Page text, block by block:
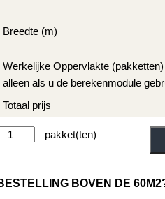
Breedte (m)
Werkelijke Oppervlakte
alleen als u de berekenmodule
Totaal prijs
Therdex
BOVEN DE